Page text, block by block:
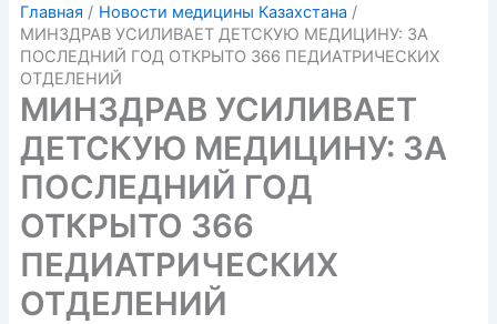
Главная
Новости медицины Казахстана
МИНЗДРАВ УСИЛИВАЕТ ДЕТСКУЮ МЕДИЦИНУ: ЗА
ПОСЛЕДНИЙ ГОД ОТКРЫТО 366 ПЕДИАТРИЧЕСКИХ
ОТДЕЛЕНИЙ
МИНЗДРАВ УСИЛИВАЕТ
ДЕТСКУЮ МЕДИЦИНУ: ЗА
ПОСЛЕДНИЙ ГОД
ОТКРЫТО 366
ПЕДИАТРИЧЕСКИХ
ОТДЕЛЕНИЙ